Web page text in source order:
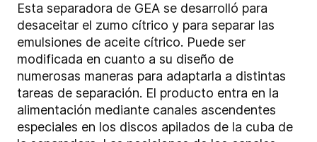
Esta separadora de GEA se desarrolló para
desaceitar el zumo cítrico y para separar las
emulsiones de aceite cítrico. Puede ser
modificada en cuanto a su diseño de
numerosas maneras para adaptarla a distintas
tareas de separación. El producto entra en la
alimentación mediante canales ascendentes
especiales en los discos apilados de la cuba de